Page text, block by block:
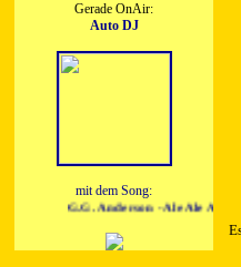
Gerade OnAir:
Auto DJ
mit dem Song:
G.G. Anderson - Ale Ale